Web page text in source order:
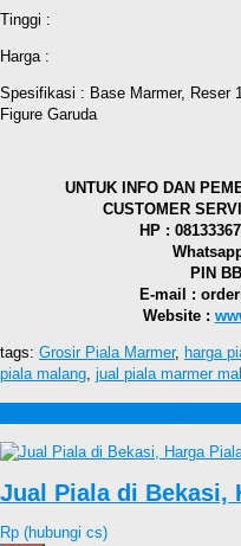
Tinggi :
Harga :
Spesifikasi : Base Marmer, Reser
Figure Garuda
UNTUK INFO DAN
CUSTOMER
HP :
PIN
E-mail :
Website :
tags: Grosir Piala Marmer, harga
piala malang jual piala marmer
Jual Piala di Bekasi,
Rp (hubungi cs)